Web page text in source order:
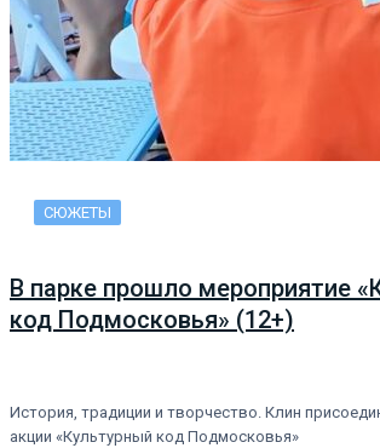
СЮЖЕТЫ
В парке прошло мероприятие
код Подмосковья» (12+)
История, традиции и творчество. Клин
акции «Культурный код Подмосковья»